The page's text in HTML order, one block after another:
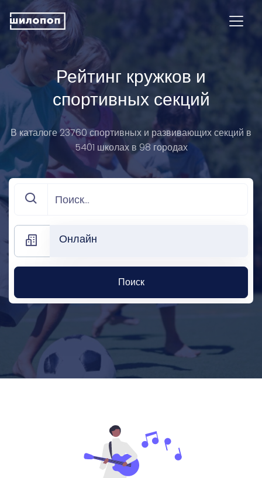
Рейтинг кружков и
спортивных секций
В каталоге 23760 спортивных и развивающих секций в
5401 школах в 98 городах
Онлайн
Поиск